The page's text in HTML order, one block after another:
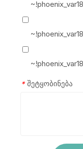
* შეტყობინება